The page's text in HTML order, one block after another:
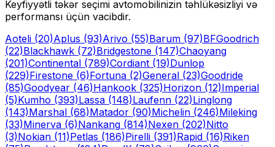
Keyfiyyətli təkər seçimi avtomobilinizin təhlükəsizliyi və
performansı üçün vacibdir.
Aoteli (20)Aplus (93)Arivo (55)Barum (97)BFGoodrich
(22)Blackhawk (72)Bridgestone (147)Chaoyang
(201)Continental (789)Cordiant (19)Dunlop
(229)Firestone (6)Fortuna (2)General (23)Goodride
(85)Goodyear (46)Hankook (325)Horizon (12)Imperial
(5)Kumho (393)Lassa (148)Laufenn (22)Linglong
(143)Marshal (68)Matador (90)Michelin (246)Mileking
(33)Minerva (6)Nankang (814)Nexen (202)Nitto
(3)Nokian (11)Petlas (186)Pirelli (391)Rapid (16)Riken